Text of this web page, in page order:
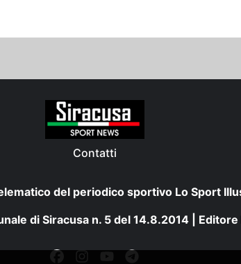
Contatti
del periodico sportivo Lo Sport
di Siracusa n. 5 del 14.8.2014 |